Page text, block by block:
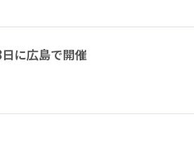
に広島で開催